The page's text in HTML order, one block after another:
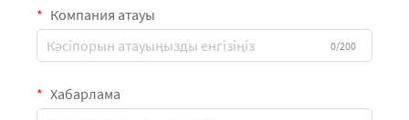
Компания атауы
0/200
Хабарлама